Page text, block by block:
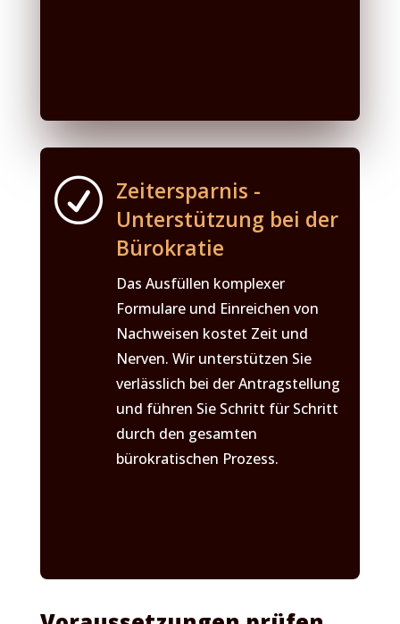
R Zeitersparnis -
Unterstützung bei der
Bürokratie
Das Ausfüllen komplexer
Formulare und Einreichen von
Nachweisen kostet Zeit und
Nerven. Wir unterstützen Sie
verlässlich bei der Antragstellung
und führen Sie Schritt für Schritt
durch den gesamten
bürokratischen Prozess.